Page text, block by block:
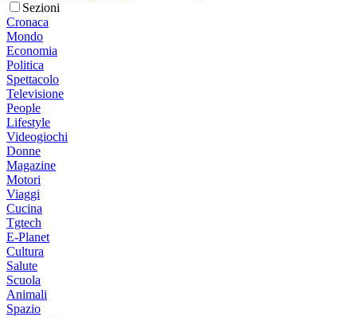
Sezioni
Cronaca
Mondo
Economia
Politica
Spettacolo
Televisione
People
Lifestyle
Videogiochi
Donne
Magazine
Motori
Viaggi
Cucina
Tgtech
E-Planet
Cultura
Salute
Scuola
Animali
Spazio